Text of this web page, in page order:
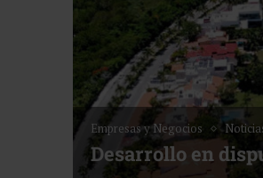
Empresas y Negocios
Desarrollo en